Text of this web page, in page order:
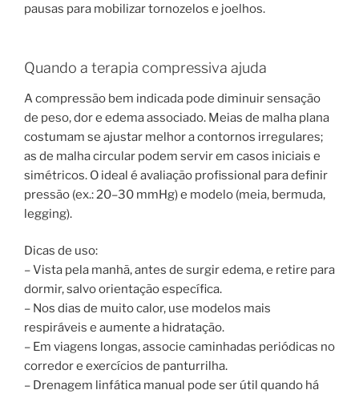
pausas para mobilizar tornozelos e joelhos.
Quando a terapia compressiva ajuda
A compressão bem indicada pode diminuir sensação
de peso, dor e edema associado. Meias de malha plana
costumam se ajustar melhor a contornos irregulares;
as de malha circular podem servir em casos iniciais e
simétricos. O ideal é avaliação profissional para definir
pressão (ex.: 20–30 mmHg) e modelo (meia, bermuda,
legging).
Dicas de uso:
– Vista pela manhã, antes de surgir edema, e retire para
dormir, salvo orientação específica.
– Nos dias de muito calor, use modelos mais
respiráveis e aumente a hidratação.
– Em viagens longas, associe caminhadas periódicas no
corredor e exercícios de panturrilha.
– Drenagem linfática manual pode ser útil quando há